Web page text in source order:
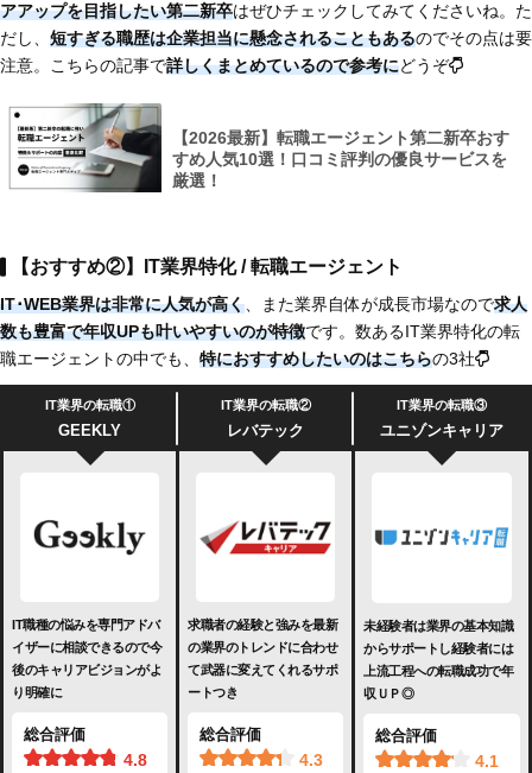
アアップを目指したい第二新卒はぜひチェックしてみてくださいね。た
だし、 短すぎる職歴は企業担当に懸念されることもあるのでその点は要
注意。こちらの記事で詳しくまとめているので参考にどうぞ
【2026最新】転職エージェント第二新卒おす
すめ人気10選！口コミ評判の優良サービスを
厳選！
【おすすめ②】IT業界特化 / 転職エージェント
IT･WEB業界は非常に人気が高く、また業界自体が成長市場なので求人
数も豊富で年収UPも叶いやすいのが特徴です。数あるIT業界特化の転
職エージェントの中でも、 特におすすめしたいのはこちらの3社
IT業界の転職①
GEEKLY
IT業界の転職②
レバテック
IT業界の転職③
ユニゾンキャリア
IT職種の悩みを専門アドバ
イザーに相談できるので今
後のキャリアビジョンがよ
り明確に
総合評価
4.8
求職者の経験と強みを最新
の業界のトレンドに合わせ
て武器に変えてくれるサポ
ートつき
総合評価
4.3
未経験者は業界の基本知識
からサポートし経験者には
上流工程への転職成功で年
収ＵＰ◎
総合評価
4.1